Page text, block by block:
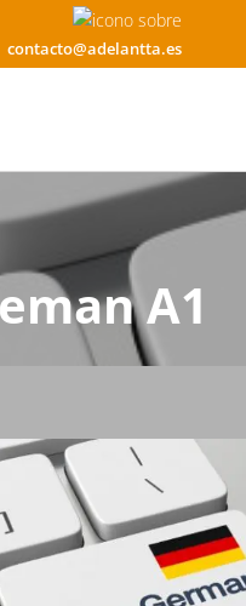
contacto@adelantta.es
A1